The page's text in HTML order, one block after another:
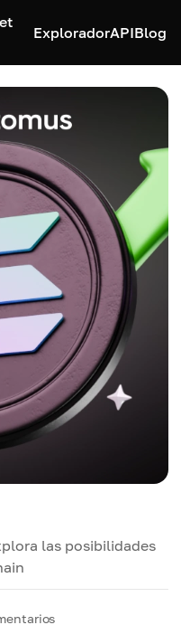
ExploradorAPIBlog
las posibilidades